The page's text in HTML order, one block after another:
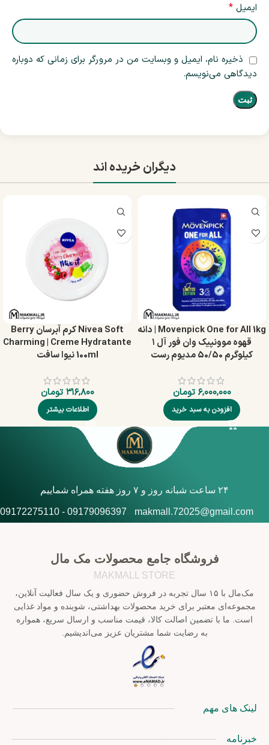
ایمیل *
ذخیره نام، ایمیل و وبسایت من در مرورگر برای زمانی که دوباره
دیدگاهی می‌نویسم.
دیگران خریده اند
Movenpick One for All 1kg | دانه
قهوه موونپیک وان فور آل ۱
کیلوگرم 50/50 مدیوم رست
۶,۰۰۰,۰۰۰ تومان
افزودن به سبد خرید
Nivea Soft کرم آبرسان Berry
Charming | Creme Hydratante
100ml نیوا سافت
۳۱۶,۸۰۰ تومان
اطلاعات بیشتر
۲۴ ساعت شبانه روز و ۷ روز هفته همراه شماییم
makmall.72025@gmail.com
09179096397 - 09172275110
فروشگاه جامع محصولات مک مال
MAKMALL STORE
مک‌مال با ۱۵ سال تجربه در فروش حضوری و یک سال فعالیت آنلاین،
مجموعه‌ای معتبر برای خرید محصولات بهداشتی، شوینده و مواد غذایی
است. ما با تضمین اصالت کالا، قیمت مناسب و ارسال سریع، همواره
به رضایت شما مشتریان عزیز می‌اندیشیم.
لینک های مهم
خبرنامه